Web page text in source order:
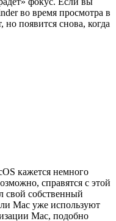
во время просмотра в
но появится снова, когда
кажется немного
справятся с этой
свой собственный
Mac уже используют
Mac, подобно